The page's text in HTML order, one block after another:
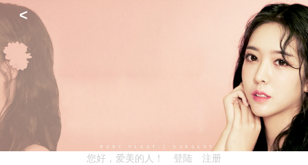
<
您好，爱美的人！ 登陆 注册